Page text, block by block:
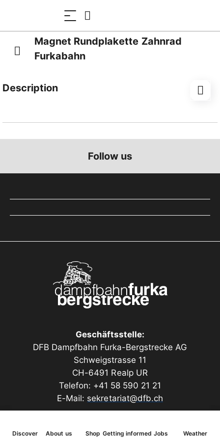
Discover About us Shop Getting informed Jobs Weather
Magnet Rundplakette Zahnrad
Furkabahn
Description
Durchmesser ca. 63 mm
Follow us
Geschäftsstelle:
DFB Dampfbahn Furka-Bergstrecke AG
Schweigstrasse 11
CH-6491 Realp UR
Telefon: +41 58 590 21 21
E-Mail: sekretariat@dfb.ch